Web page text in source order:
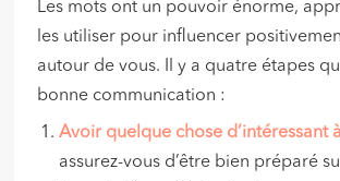
Les mots ont un pouvoir énorme,
les utiliser pour influencer
autour de vous. Il y a quatre étapes
bonne communication :
Avoir quelque chose d’intéressant
assurez-vous d’être bien préparé